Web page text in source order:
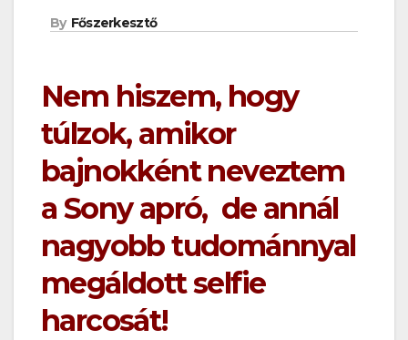
By Főszerkesztő
Nem hiszem, hogy
túlzok, amikor
bajnokként neveztem
a Sony apró, de annál
nagyobb tudománnyal
megáldott selfie
harcosát!